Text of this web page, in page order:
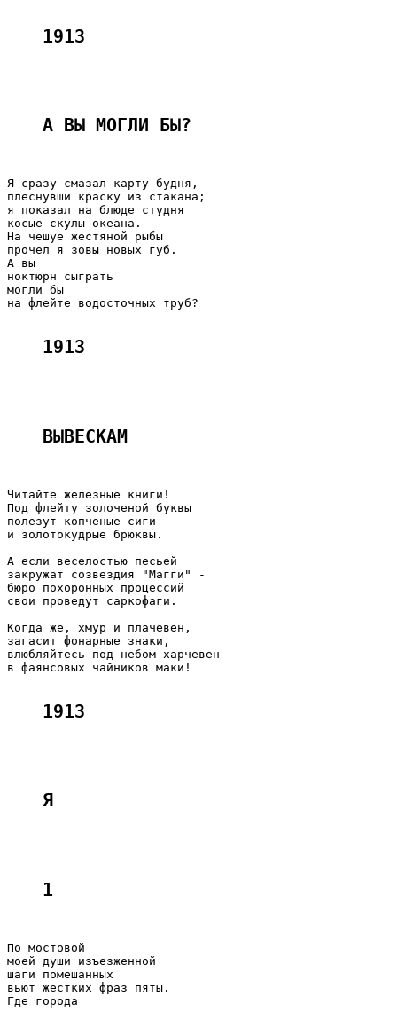
1913
А ВЫ МОГЛИ БЫ?
Я сразу смазал карту будня,
плеснувши краску из стакана;
я показал на блюде студня
косые скулы океана.
На чешуе жестяной рыбы
прочел я зовы новых губ.
А вы
ноктюрн сыграть
могли бы
на флейте водосточных труб?
1913
ВЫВЕСКАМ
Читайте железные книги!
Под флейту золоченой буквы
полезут копченые сиги
и золотокудрые брюквы.
А если веселостью песьей
закружат созвездия "Магги" -
бюро похоронных процессий
свои проведут саркофаги.
Когда же, хмур и плачевен,
загасит фонарные знаки,
влюбляйтесь под небом харчевен
в фаянсовых чайников маки!
1913
Я
1
По мостовой
моей души изъезженной
шаги помешанных
вьют жестких фраз пяты.
Где города